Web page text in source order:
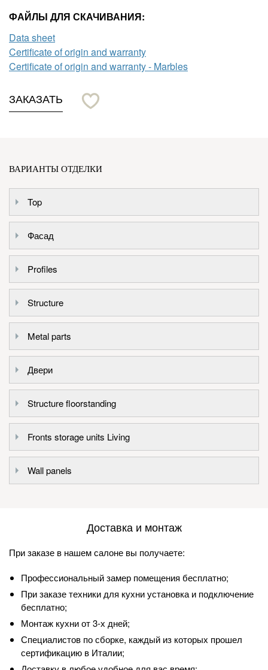
ФАЙЛЫ ДЛЯ СКАЧИВАНИЯ:
Data sheet
Certificate of origin and warranty
Certificate of origin and warranty - Marbles
ЗАКАЗАТЬ
ВАРИАНТЫ ОТДЕЛКИ
Top
Фасад
Profiles
Structure
Metal parts
Двери
Structure floorstanding
Fronts storage units Living
Wall panels
Доставка и монтаж
При заказе в нашем салоне вы получаете:
Профессиональный замер помещения бесплатно;
При заказе техники для кухни установка и подключение
бесплатно;
Монтаж кухни от 3-х дней;
Специалистов по сборке, каждый из которых прошел
сертификацию в Италии;